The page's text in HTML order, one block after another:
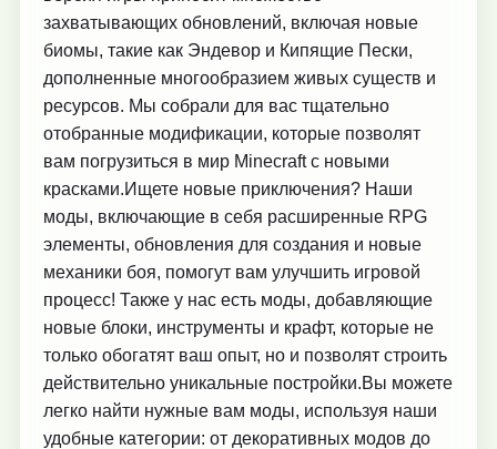
захватывающих обновлений, включая новые
биомы, такие как Эндевор и Кипящие Пески,
дополненные многообразием живых существ и
ресурсов. Мы собрали для вас тщательно
отобранные модификации, которые позволят
вам погрузиться в мир Minecraft с новыми
красками.Ищете новые приключения? Наши
моды, включающие в себя расширенные RPG
элементы, обновления для создания и новые
механики боя, помогут вам улучшить игровой
процесс! Также у нас есть моды, добавляющие
новые блоки, инструменты и крафт, которые не
только обогатят ваш опыт, но и позволят строить
действительно уникальные постройки.Вы можете
легко найти нужные вам моды, используя наши
удобные категории: от декоративных модов до